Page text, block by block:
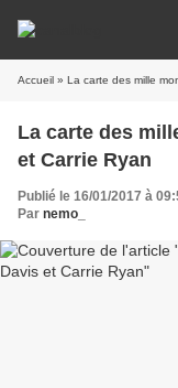
Accueil » La carte des mille
La carte des
et Carrie Ryan
Publié le 16/01/2017 à
Par nemo_